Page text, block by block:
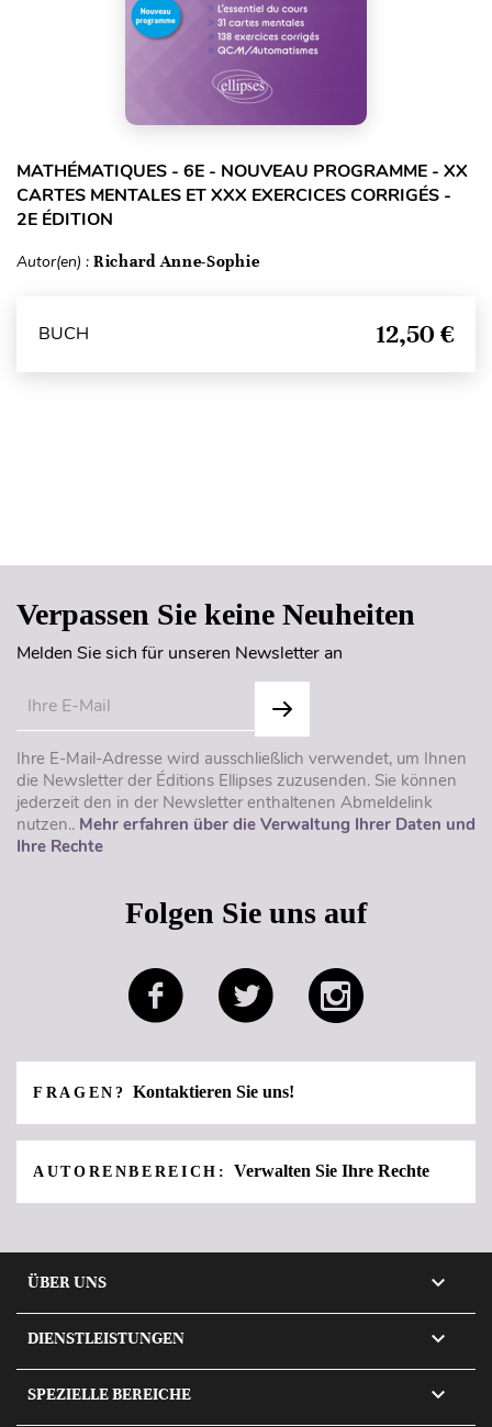
MATHÉMATIQUES - 6E - NOUVEAU PROGRAMME - XX
CARTES MENTALES ET XXX EXERCICES CORRIGÉS -
2E ÉDITION
Autor(en) : Richard Anne-Sophie
BUCH 12,50 €
Verpassen Sie keine Neuheiten
Melden Sie sich für unseren Newsletter an
Ihre E-Mail-Adresse wird ausschließlich verwendet, um Ihnen
die Newsletter der Éditions Ellipses zuzusenden. Sie können
jederzeit den in der Newsletter enthaltenen Abmeldelink
nutzen.. Mehr erfahren über die Verwaltung Ihrer Daten und
Ihre Rechte
Folgen Sie uns auf
FRAGEN?Kontaktieren Sie uns!
AUTORENBEREICH:Verwalten Sie Ihre Rechte
ÜBER UNS 
DIENSTLEISTUNGEN 
SPEZIELLE BEREICHE 